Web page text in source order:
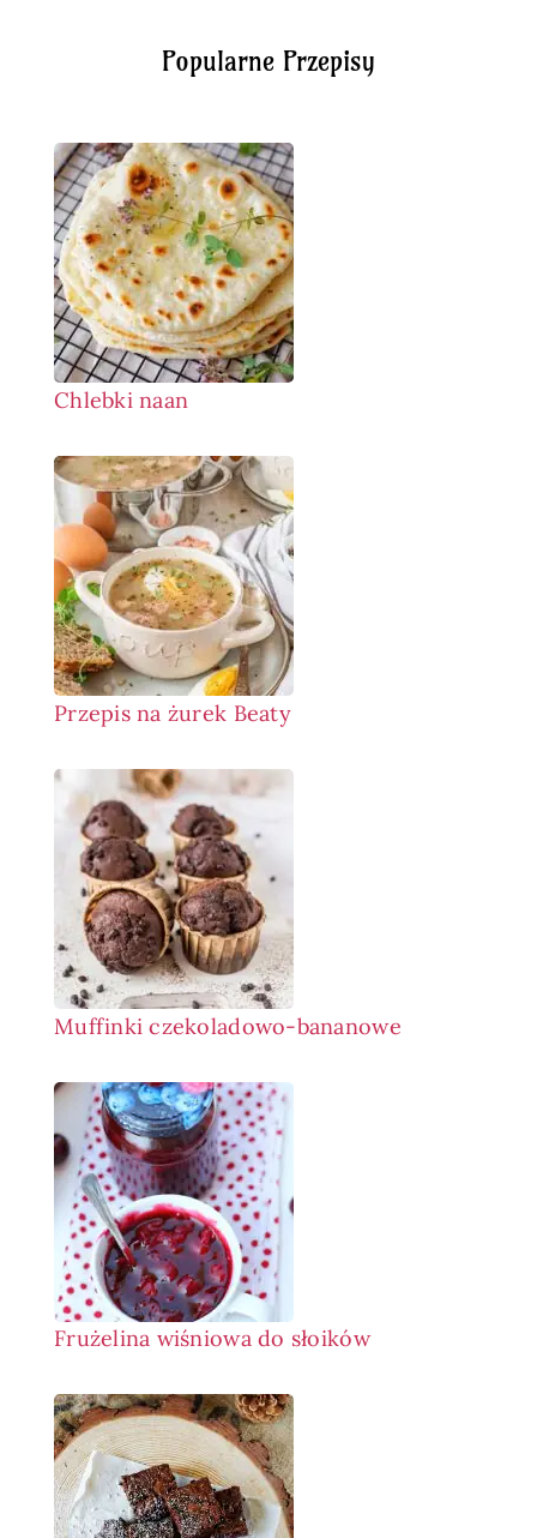
Popularne Przepisy
Chlebki naan
Przepis na żurek Beaty
Muffinki czekoladowo-bananowe
Frużelina wiśniowa do słoików